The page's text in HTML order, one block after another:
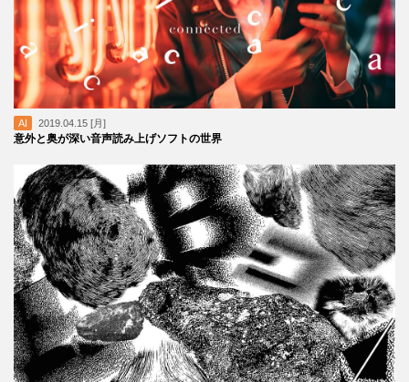
AI 2019.04.15 [月]
意外と奥が深い音声読み上げソフトの世界